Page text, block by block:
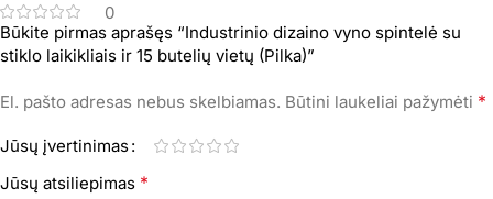
0
Būkite pirmas aprašęs “Industrinio dizaino vyno spintelė su
stiklo laikikliais ir 15 butelių vietų (Pilka)”
El. pašto adresas nebus skelbiamas. Būtini laukeliai pažymėti *
Jūsų įvertinimas
Jūsų atsiliepimas *